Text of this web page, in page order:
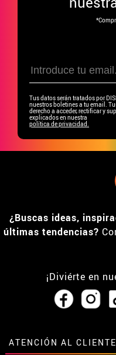
Tus datos serán tratados por
nuestros boletines a tu email.
derecho a acceder, rectificar y
explicados en nuestra
política de privacidad.
¿Buscas ideas,
últimas tendencias?
¡Diviérte en
ATENCIÓN AL CLIENTE